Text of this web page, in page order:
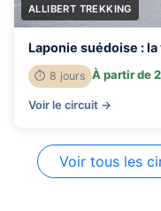
ALLIBERT TREKKING
Laponie suédoise :
⏱ 8 jours À partir de
Voir le circuit →
Voir tous les